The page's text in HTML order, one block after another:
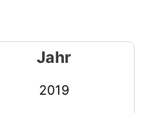
Jahr
2019